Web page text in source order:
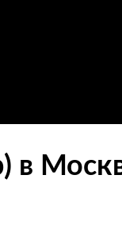
в